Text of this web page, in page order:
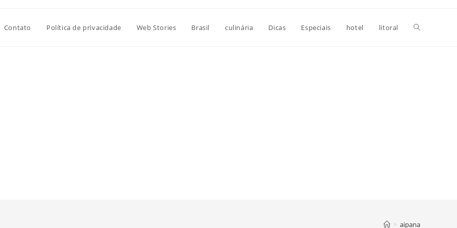
Contato Política de privacidade Web Stories Brasil culinária Dicas Especiais hotel litoral Alternar
> aipana